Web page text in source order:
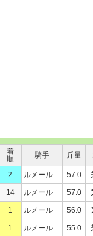
着
順
騎手 斤量
2 ルメール 57.0
14 ルメール 57.0
1 ルメール 56.0
1 ルメール 55.0